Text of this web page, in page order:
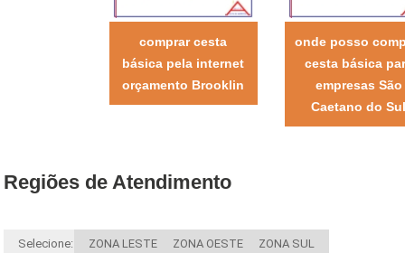
comprar cesta
básica pela internet
orçamento Brooklin
onde posso
cesta básica
empresas São
Caetano do Sul
Regiões de Atendimento
Selecione: ZONA LESTE ZONA OESTE ZONA SUL